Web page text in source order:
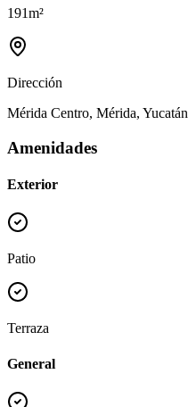
191m²
Dirección
Mérida Centro, Mérida, Yucatán
Amenidades
Exterior
Patio
Terraza
General